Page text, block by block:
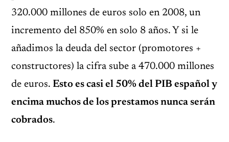
320.000 millones de euros solo en 2008, un
incremento del 850% en solo 8 años. Y si le
añadimos la deuda del sector (promotores +
constructores) la cifra sube a 470.000 millones
de euros. Esto es casi el 50% del PIB español y
encima muchos de los prestamos nunca serán
cobrados.